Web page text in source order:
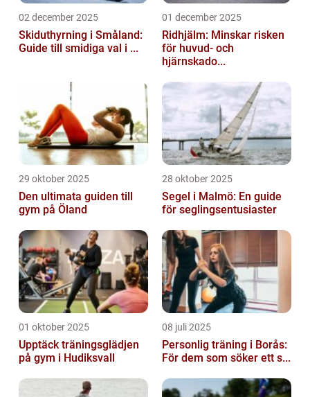
02 december 2025
Skiduthyrning i Småland:
Guide till smidiga val i ...
01 december 2025
Ridhjälm: Minskar risken
för huvud- och
hjärnskado...
29 oktober 2025
Den ultimata guiden till
gym på Öland
28 oktober 2025
Segel i Malmö: En guide
för seglingsentusiaster
01 oktober 2025
Upptäck träningsglädjen
på gym i Hudiksvall
08 juli 2025
Personlig träning i Borås:
För dem som söker ett s...